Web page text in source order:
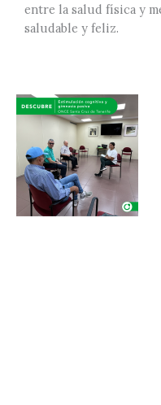
entre la salud física y
saludable y feliz.